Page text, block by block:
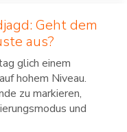
Geht dem
aus?
glich einem
hohem Niveau.
zu markieren,
und